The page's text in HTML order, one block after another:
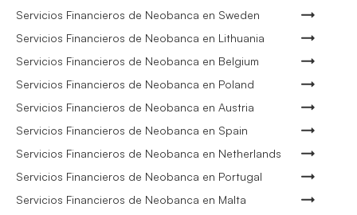
Servicios Financieros de Neobanca en Sweden
Servicios Financieros de Neobanca en Lithuania
Servicios Financieros de Neobanca en Belgium
Servicios Financieros de Neobanca en Poland
Servicios Financieros de Neobanca en Austria
Servicios Financieros de Neobanca en Spain
Servicios Financieros de Neobanca en Netherlands
Servicios Financieros de Neobanca en Portugal
Servicios Financieros de Neobanca en Malta